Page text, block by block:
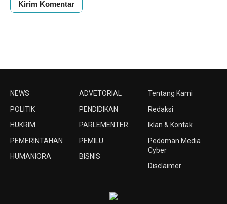
NEWS
POLITIK
HUKRIM
PEMERINTAHAN
HUMANIORA
ADVETORIAL
PENDIDIKAN
PARLEMENTER
PEMILU
BISNIS
Tentang Kami
Redaksi
Iklan & Kontak
Pedoman Media
Cyber
Disclaimer